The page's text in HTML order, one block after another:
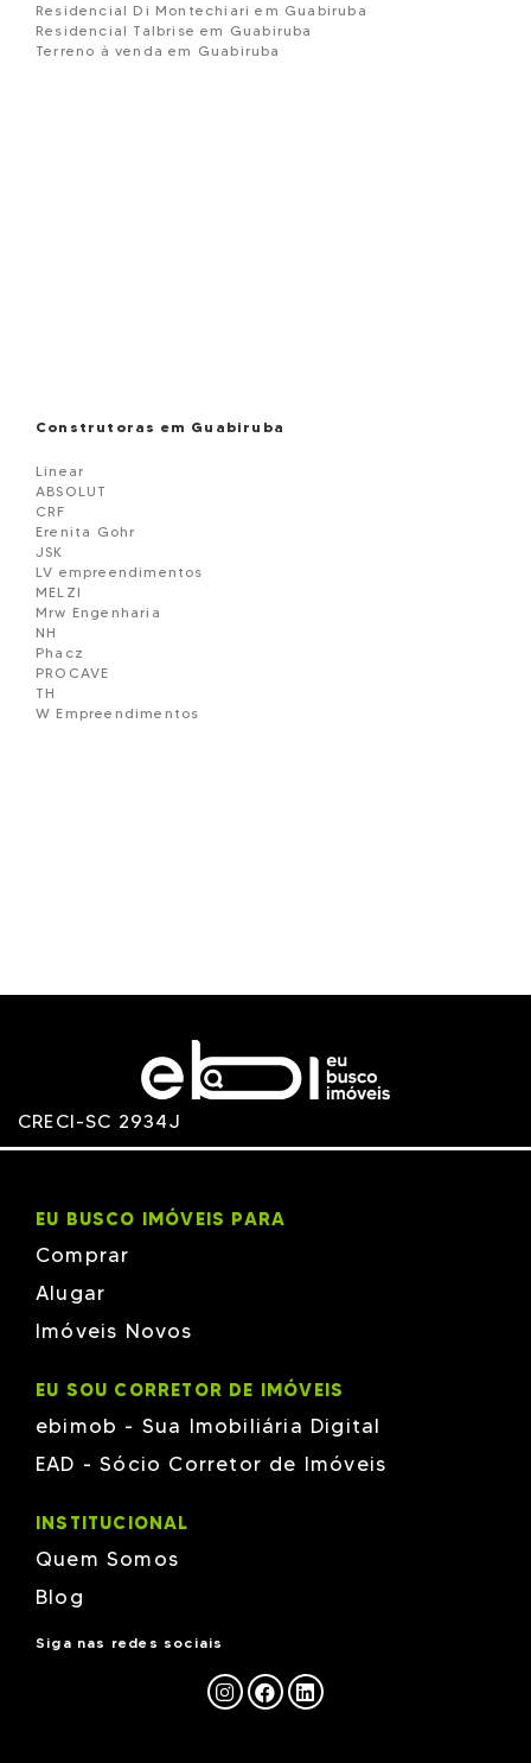
Residencial Di Montechiari em Guabiruba
Residencial Talbrise em Guabiruba
Terreno à venda em Guabiruba
Construtoras em Guabiruba
Linear
ABSOLUT
CRF
Erenita Gohr
JSK
LV empreendimentos
MELZI
Mrw Engenharia
NH
Phacz
PROCAVE
TH
W Empreendimentos
CRECI-SC 2934J
EU BUSCO IMÓVEIS PARA
Comprar
Alugar
Imóveis Novos
EU SOU CORRETOR DE IMÓVEIS
ebimob - Sua Imobiliária Digital
EAD - Sócio Corretor de Imóveis
INSTITUCIONAL
Quem Somos
Blog
Siga nas redes sociais